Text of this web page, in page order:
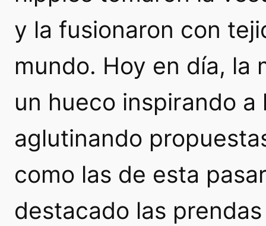
y la fusionaron con
mundo. Hoy en día, la
un hueco inspirando
aglutinando
como las de esta
destacado las